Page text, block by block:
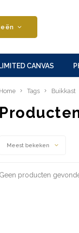
CANVAS
Home Tags Buikkast
Meest bekeken
Geen producten